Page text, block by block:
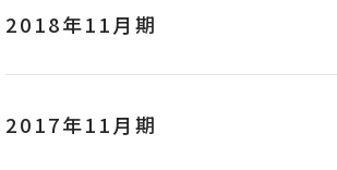
2018年11月期
2017年11月期